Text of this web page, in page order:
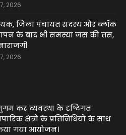
2026
जिला पंचायत सदस्य और ब्लॉक
के बाद भी समस्या जस की तस,
2026
कर व्यवस्था के दृष्टिगत
क्षेत्रों के प्रतिनिधियों के साथ
गया आयोजन।